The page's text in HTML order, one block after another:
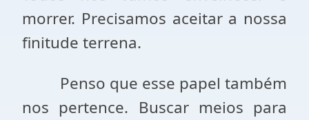
morrer. Precisamos aceitar a nossa
finitude terrena.
Penso que esse papel também
nos pertence. Buscar meios para